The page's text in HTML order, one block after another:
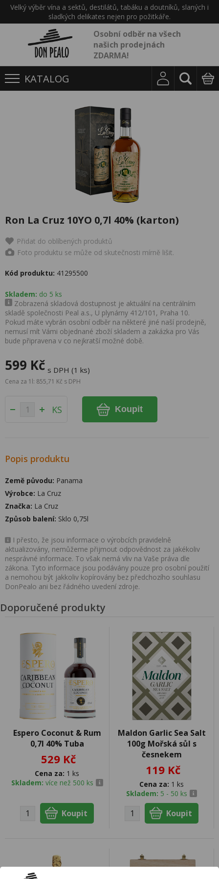
Velký výběr vína a sektů, destilátů, tabáku a doutníků, slaných i
sladkých delikates nejen pro požitkáře.
Osobní odběr na všech
našich prodejnách
ZDARMA!
KATALOG
Ron La Cruz 10YO 0,7l 40% (karton)
Přidat do oblíbených produktů
Foto produktu se může od skutečnosti mírně lišit.
Kód produktu: 41295500
Skladem: do 5 ks
Zobrazená skladová dostupnost je aktuální na centrálním
skladě společnosti Peal a.s., U plynárny 412/101, Praha 10.
Pokud máte vybrán osobní odběr na některé jiné naší prodejně,
nemusí mít Vámi objednané zboží skladem a zakázka pro Vás
bude připravena v co nejkratší možné době.
599 Kč s DPH (1 ks)
Cena za 1l: 855,71 Kč s DPH
KS Koupit
Popis produktu
Země původu: Panama
Výrobce: La Cruz
Značka: La Cruz
Způsob balení: Sklo 0,75l
I přesto, že jsou informace o výrobcích pravidelně
aktualizovány, nemůžeme přijmout odpovědnost za jakékoliv
nesprávné informace. To však nemá vliv na Vaše práva dle
zákona. Tyto informace jsou podávány pouze pro osobní použití
a nemohou být jakkoliv kopírovány bez předchozího souhlasu
DonPealo ani bez řádného uvedení zdroje.
Doporučené produkty
Espero Coconut & Rum
0,7l 40% Tuba
529 Kč
Cena za: 1 ks
Skladem: více než 500 ks
Maldon Garlic Sea Salt
100g Mořská sůl s
česnekem
119 Kč
Cena za: 1 ks
Skladem: 5 - 50 ks